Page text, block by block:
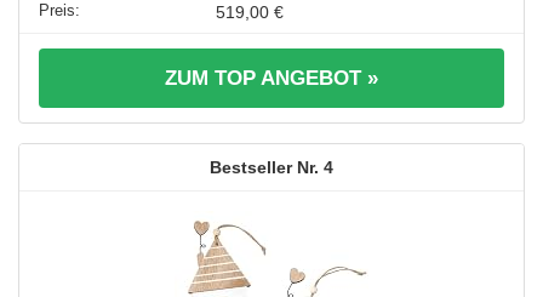
519,00 €
ZUM TOP ANGEBOT »
4